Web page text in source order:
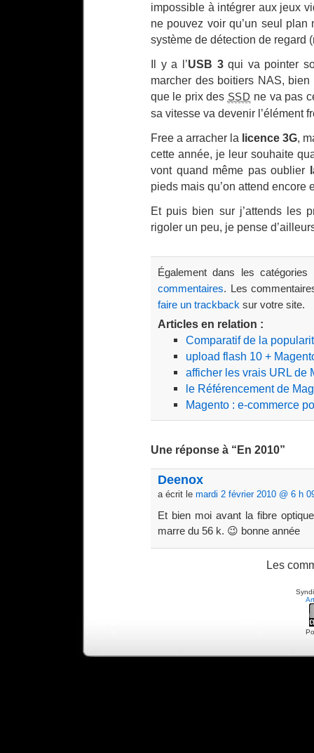
impossible à intégrer aux jeux
ne pouvez voir qu’un seul
système de détection de
Il y a l’USB 3qui va pointer
marcher des boitiers NAS,
que le prix des SSD ne va pas
sa vitesse va devenir l’élément
Free a arracher la licence 3G,
cette année, je leur souhaite
vont quand même pas oublier
pieds mais qu’on attend encore
Et puis bien sur j’attends les
rigoler un peu, je pense
Également dans les catégories
commentaires. Les
faire un trackback sur votre site.
Articles en relation :
Comparatif de la
upload flash 10 +
afficher les vrais URL de
le Référencement de
Magento : e-commerce
Une réponse à “En 2010”
Deenox
a écrit le mardi 2 février 2010 @ 6 h
Et bien moi avant la fibre
marre du 56 k. 😉 bonne année
Les